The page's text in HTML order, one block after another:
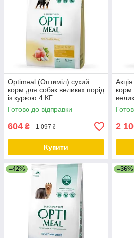
Optimeal (Оптиміл) сухий
корм для собак великих порід
із куркою 4 КГ
Готово до відправки
604 ₴ 1 097 ₴
Купити
корм
2
–42% –36%